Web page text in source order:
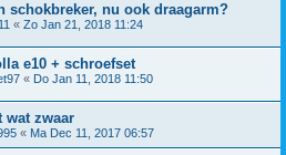
schokbreker, nu ook draagarm?
« Zo Jan 21, 2018 11:24
e10 + schroefset
« Do Jan 11, 2018 11:50
wat zwaar
« Ma Dec 11, 2017 06:57